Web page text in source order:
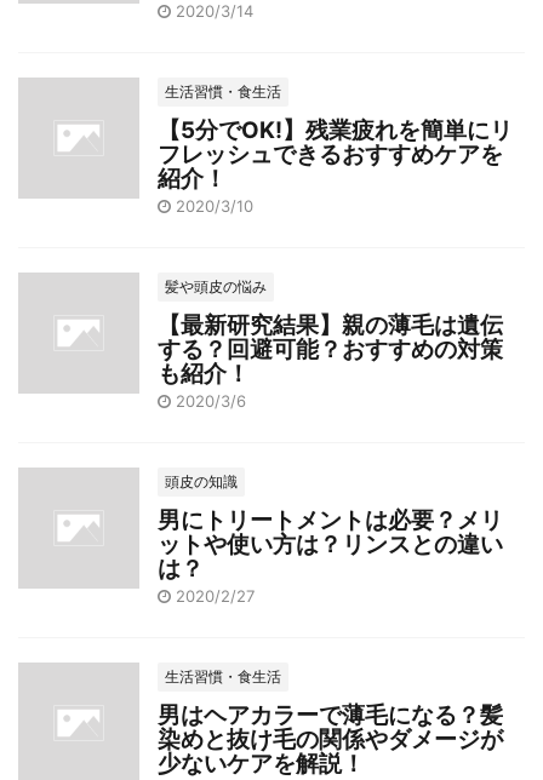
2020/3/14
生活習慣・食生活
【5分でOK!】残業疲れを簡単にリ
フレッシュできるおすすめケアを
紹介！
2020/3/10
髪や頭皮の悩み
【最新研究結果】親の薄毛は遺伝
する？回避可能？おすすめの対策
も紹介！
2020/3/6
頭皮の知識
男にトリートメントは必要？メリ
ットや使い方は？リンスとの違い
は？
2020/2/27
生活習慣・食生活
男はヘアカラーで薄毛になる？髪
染めと抜け毛の関係やダメージが
少ないケアを解説！